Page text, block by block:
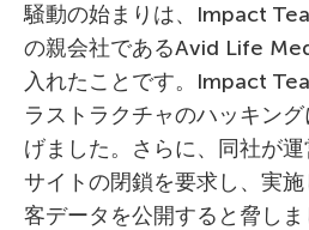
騒動の始まりは、Impact
の親会社であるAvid Life
入れたことです。Impact
ラストラクチャのハッキン
げました。さらに、同社が
サイトの閉鎖を要求し、実
客データを公開すると脅し